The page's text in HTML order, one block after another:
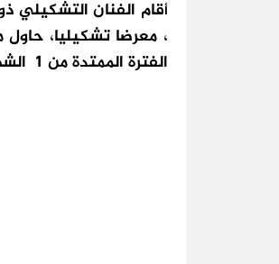
أقام الفنان التشكيلي
، معرضا تشكيليا، حاول
الفترة الممتدة من 1 الشهر المقبل إلى غاية 29 من نفس الشهر.